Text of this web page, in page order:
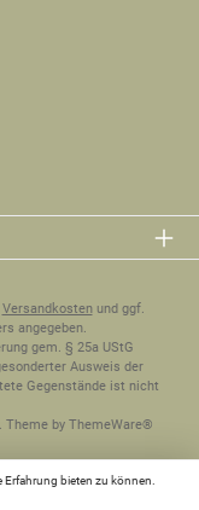
Versandkostenund ggf.
angegeben.
gem. § 25a UStG
Ausweis der
Gegenstände ist nicht
Theme by ThemeWare®
bieten zu können.